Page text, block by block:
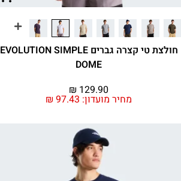
חולצת טי קצרה גברים EVOLUTION SIMPLE
DOME
מחיר מועדון: ₪ 97.43
₪ 129.90